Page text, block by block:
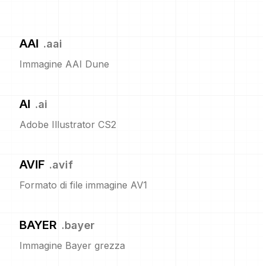
AAI .aai
Immagine AAI Dune
AI .ai
Adobe Illustrator CS2
AVIF .avif
Formato di file immagine AV1
BAYER .bayer
Immagine Bayer grezza